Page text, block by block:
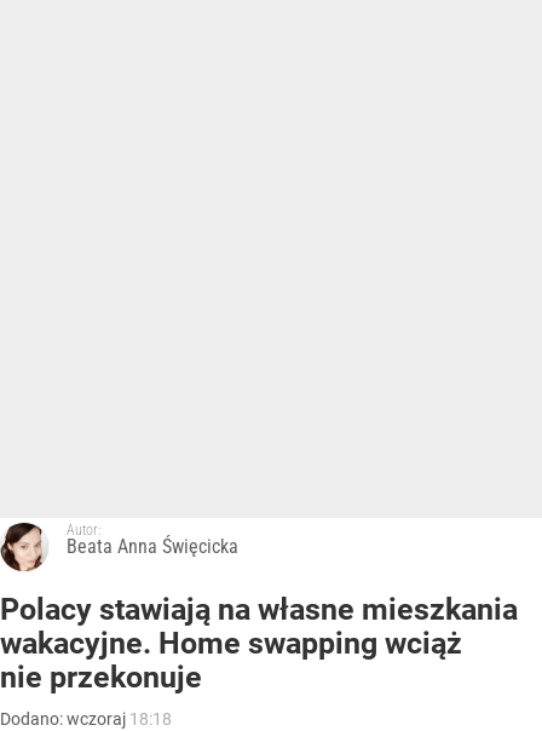
Autor:
Beata Anna Święcicka
Polacy stawiają na własne mieszkania
wakacyjne. Home swapping wciąż
nie przekonuje
Dodano:wczoraj 18:18